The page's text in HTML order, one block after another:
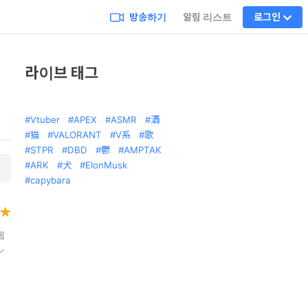
방송하기 알림 리스트 로그인
라이브 태그
Vtuber APEX ASMR
酒
猫
VALORANT V系
歌
STPR
DBD 鬱
AMPTAK
ARK
犬
ElonMusk
capybara